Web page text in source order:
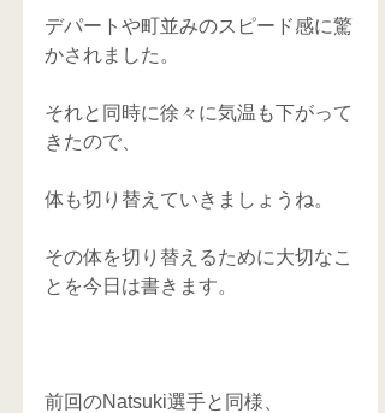
デパートや町並みのスピード感に驚
かされました。
それと同時に徐々に気温も下がって
きたので、
体も切り替えていきましょうね。
その体を切り替えるために大切なこ
とを今日は書きます。
前回のNatsuki選手と同様、